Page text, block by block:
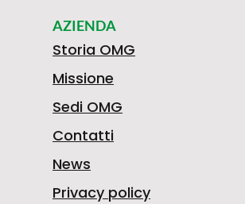
AZIENDA
Storia OMG
Missione
Sedi OMG
Contatti
News
Privacy policy